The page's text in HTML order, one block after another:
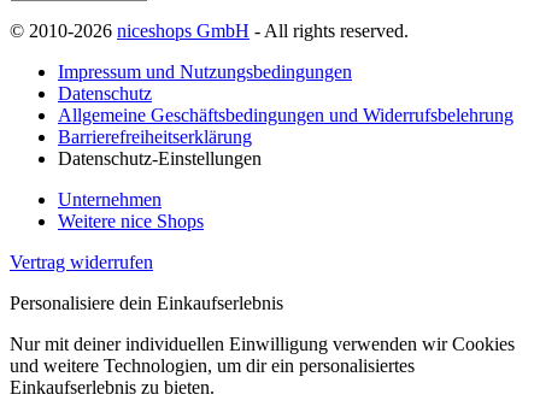
© 2010-2026 niceshops GmbH - All rights reserved.
Impressum und Nutzungsbedingungen
Datenschutz
Allgemeine Geschäftsbedingungen und Widerrufsbelehrung
Barrierefreiheitserklärung
Datenschutz-Einstellungen
Unternehmen
Weitere nice Shops
Vertrag widerrufen
Personalisiere dein Einkaufserlebnis
Nur mit deiner individuellen Einwilligung verwenden wir Cookies
und weitere Technologien, um dir ein personalisiertes
Einkaufserlebnis zu bieten.